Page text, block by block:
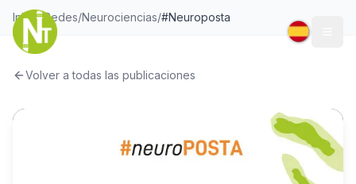
Inicio/Redes/Neurociencias/#Neuroposta
Volver a todas las publicaciones